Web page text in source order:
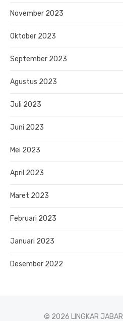
November 2023
Oktober 2023
September 2023
Agustus 2023
Juli 2023
Juni 2023
Mei 2023
April 2023
Maret 2023
Februari 2023
Januari 2023
Desember 2022
© 2026 LINGKAR JABAR